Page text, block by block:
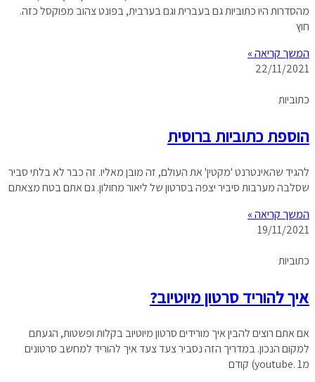
מהסדרות היו כתוביות גם בעברית וגם בערבית, בפונט צהוב מפוקסל כזה.
חוץ
המשך קריאה »
22/11/2021
כתוביות
הוספת כתוביות ברוסית
להגיד שהאינטרנט 'מקטין' את העולם, זה מובן מאליו. זה כבר לא בלתי סביר
שסלבה מערבות סיביר יצפה בסרטון של ליאור מחולון. גם אתם בטח מצאתם
המשך קריאה »
19/11/2021
כתוביות
איך להוריד סרטון מיוטיוב?
אם אתם רוצים להבין איך מורידים סרטון מיוטיוב בקלות ופשטות, הגעתם
למקום הנכון. במדריך הזה נסביר צעד צעד איך להוריד למחשב סרטונים
מyoutube. 1) קודם